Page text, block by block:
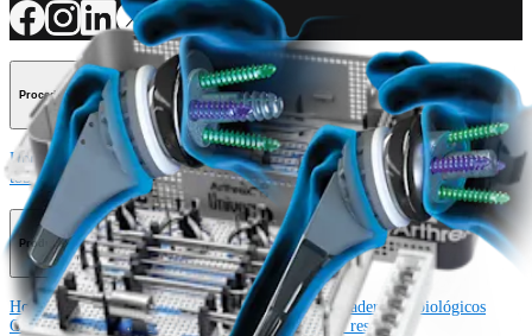
Procedimiento
Hombro RodillaCodoMano y muñecaPie y
tobillo Cadera Ortobiológicos Cirugía cardiotorácica Columna vertebral
Producto
Hombro RodillaCodoMano y muñeca Pie y tobillo CaderaOrtobiológicos
Cirugía cardiotorácicaColumna vertebralImagen y resección